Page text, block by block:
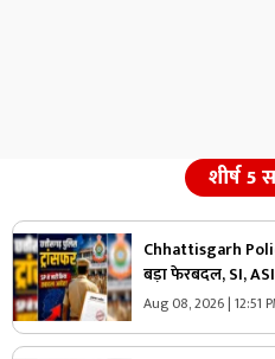
शीर्ष 5
Chhattisgarh
बड़ा फेरबदल, SI,
तबादला, एसपी ने
Aug 08, 2026 | 12:51